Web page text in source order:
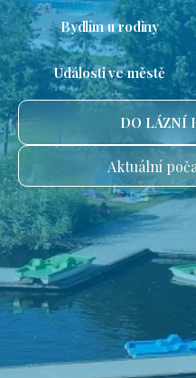
Bydlím u rodiny
Události ve městě
DO LÁZNÍ
Aktuální